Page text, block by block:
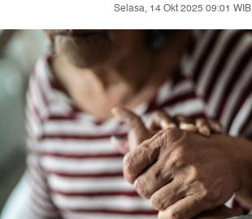
Selasa, 14 Okt 2025 09:01 WIB